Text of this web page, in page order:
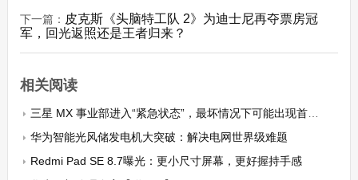
下一篇： 皮克斯《头脑特工队 2》为迪士尼再夺票房冠
军，回光返照还是王者归来？
相关阅读
三星 MX 事业部进入“紧急状态”，最坏情况下可能出现首次亏损
华为智能光风储发电机大突破：解决电网世界级难题
Redmi Pad SE 8.7曝光：更小尺寸屏幕，更好握持手感